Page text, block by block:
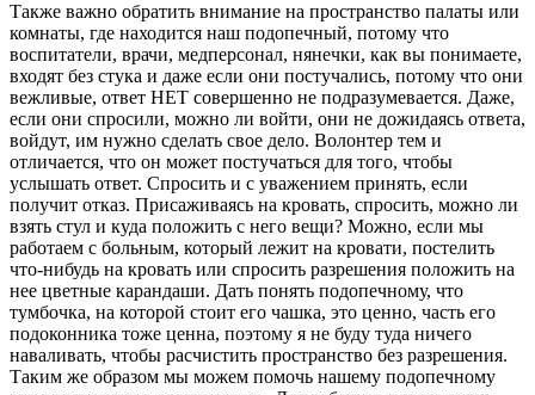
Также важно обратить внимание на пространство палаты или
комнаты, где находится наш подопечный, потому что
воспитатели, врачи, медперсонал, нянечки, как вы понимаете,
входят без стука и даже если они постучались, потому что они
вежливые, ответ НЕТ совершенно не подразумевается. Даже,
если они спросили, можно ли войти, они не дожидаясь ответа,
войдут, им нужно сделать свое дело. Волонтер тем и
отличается, что он может постучаться для того, чтобы
услышать ответ. Спросить и с уважением принять, если
получит отказ. Присаживаясь на кровать, спросить, можно ли
взять стул и куда положить с него вещи? Можно, если мы
работаем с больным, который лежит на кровати, постелить
что-нибудь на кровать или спросить разрешения положить на
нее цветные карандаши. Дать понять подопечному, что
тумбочка, на которой стоит его чашка, это ценно, часть его
подоконника тоже ценна, поэтому я не буду туда ничего
наваливать, чтобы расчистить пространство без разрешения.
Таким же образом мы можем помочь нашему подопечному